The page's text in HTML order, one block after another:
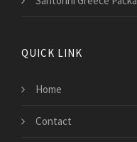
QUICK LINK
Home
Contact